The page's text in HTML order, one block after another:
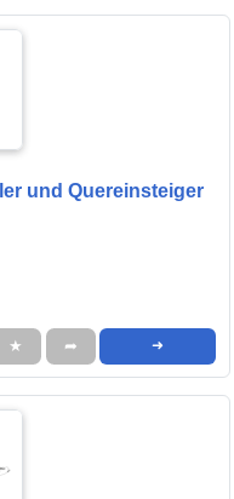
und Quereinsteiger
★ ➦ ➜